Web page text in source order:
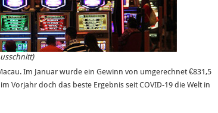
Im Januar wurde ein Gewinn von umgerechnet €831,5
Vorjahr doch das beste Ergebnis seit COVID-19 die Welt in